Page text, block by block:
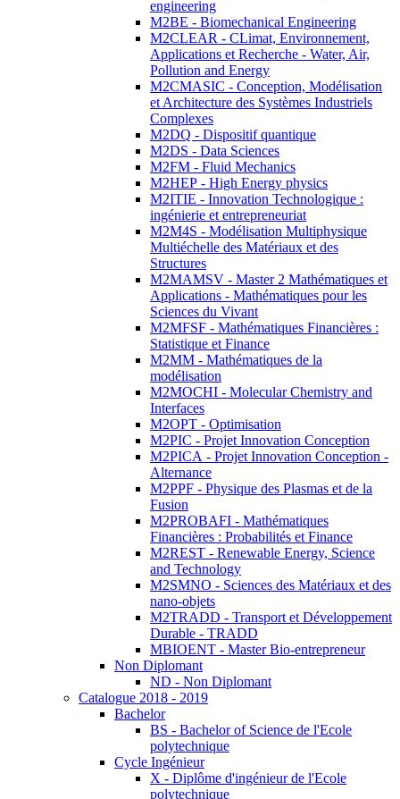
engineering
M2BE - Biomechanical Engineering
M2CLEAR - CLimat, Environnement,
Applications et Recherche - Water, Air,
Pollution and Energy
M2CMASIC - Conception, Modélisation
et Architecture des Systèmes Industriels
Complexes
M2DQ - Dispositif quantique
M2DS - Data Sciences
M2FM - Fluid Mechanics
M2HEP - High Energy physics
M2ITIE - Innovation Technologique :
ingénierie et entrepreneuriat
M2M4S - Modélisation Multiphysique
Multiéchelle des Matériaux et des
Structures
M2MAMSV - Master 2 Mathématiques et
Applications - Mathématiques pour les
Sciences du Vivant
M2MFSF - Mathématiques Financières :
Statistique et Finance
M2MM - Mathématiques de la
modélisation
M2MOCHI - Molecular Chemistry and
Interfaces
M2OPT - Optimisation
M2PIC - Projet Innovation Conception
M2PICA - Projet Innovation Conception -
Alternance
M2PPF - Physique des Plasmas et de la
Fusion
M2PROBAFI - Mathématiques
Financières : Probabilités et Finance
M2REST - Renewable Energy, Science
and Technology
M2SMNO - Sciences des Matériaux et des
nano-objets
M2TRADD - Transport et Développement
Durable - TRADD
MBIOENT - Master Bio-entrepreneur
Non Diplomant
ND - Non Diplomant
Catalogue 2018 - 2019
Bachelor
BS - Bachelor of Science de l'Ecole
polytechnique
Cycle Ingénieur
X - Diplôme d'ingénieur de l'Ecole
polytechnique